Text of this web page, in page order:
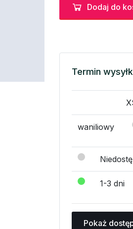
Dodaj do
Termin
waniliowy
1-3 dni
Pokaż